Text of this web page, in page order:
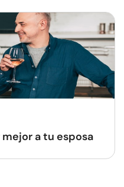
a tu esposa